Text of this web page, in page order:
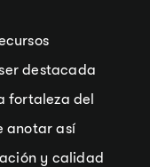
destacada
fortaleza del
anotar así
y calidad